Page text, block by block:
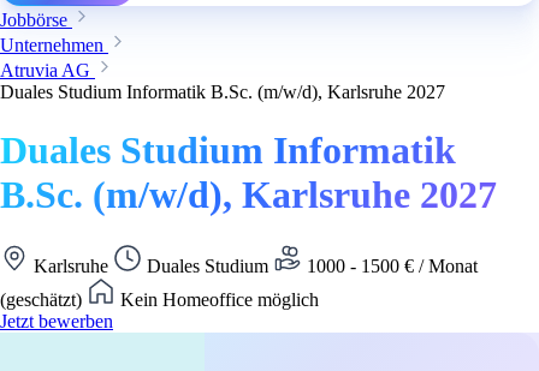
Jobbörse
Unternehmen
Atruvia AG
Duales Studium Informatik B.Sc. (m/w/d), Karlsruhe 2027
Duales Studium Informatik
B.Sc. (m/w/d), Karlsruhe 2027
Karlsruhe Duales Studium
1000 - 1500 € / Monat
(geschätzt)
Kein Homeoffice möglich
Jetzt bewerben